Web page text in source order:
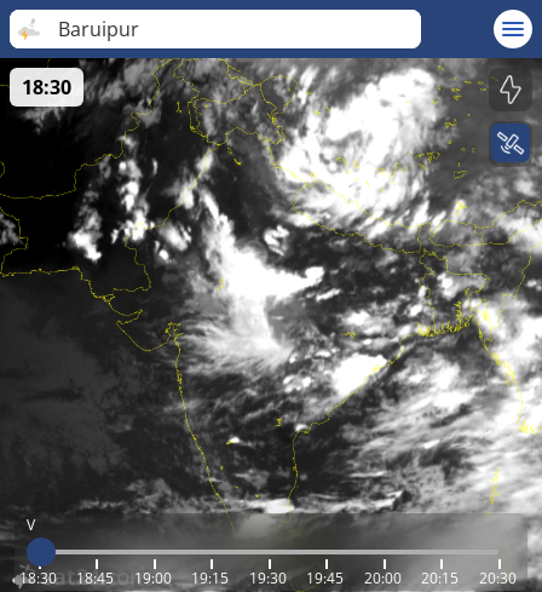
Baruipur
V
18:30 18:45 19:00 19:15 19:30 19:45 20:00 20:15 20:30
18:30